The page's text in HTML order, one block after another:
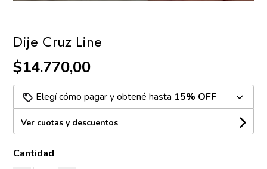
Dije Cruz Line
$14.770,00
Elegí cómo pagar y obtené hasta 15% OFF
Ver cuotas y descuentos
Cantidad